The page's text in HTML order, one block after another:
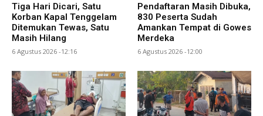
Tiga Hari Dicari, Satu
Korban Kapal Tenggelam
Ditemukan Tewas, Satu
Masih Hilang
6 Agustus 2026 -12:16
Pendaftaran Masih Dibuka,
830 Peserta Sudah
Amankan Tempat di Gowes
Merdeka
6 Agustus 2026 -12:00